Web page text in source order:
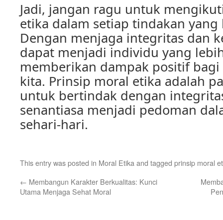
Jadi, jangan ragu untuk
etika dalam setiap tindakan
Dengan menjaga integritas dan
dapat menjadi individu yang
memberikan dampak positif
kita. Prinsip moral etika adalah
untuk bertindak dengan
senantiasa menjadi pedoman
sehari-hari.
This entry was posted in Moral Etika and tagged prinsip moral
← Membangun Karakter Berkualitas: Kunci
Utama Menjaga Sehat Moral